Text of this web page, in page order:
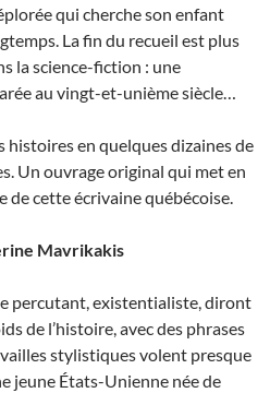
qui cherche son enfant
La fin du recueil est plus
la science-fiction : une
au vingt-et-unième siècle…
histoires en quelques dizaines de
Un ouvrage original qui met en
de cette écrivaine québécoise.
Mavrikakis
percutant, existentialiste, diront
de l’histoire, avec des phrases
stylistiques volent presque
jeune États-Unienne née de